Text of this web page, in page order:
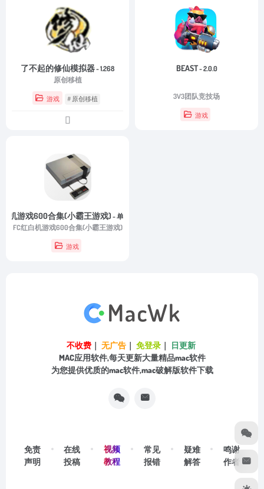
了不起的修仙模拟器- 1.268
原创移植
游戏 # 原创移植
BEAST- 2.0.0
3V3团队竞技场
游戏
白机游戏600合集(小霸王游戏) - 单机离线版
FC红白机游戏600合集(小霸王游戏)
游戏
不收费 ｜ 无广告 ｜ 免登录 ｜
日更新
MAC应用软件,每天更新大量精品mac软件
为您提供优质的mac软件,mac破解版软件下载
免责
声明
在线
投稿
视频
教程
常见
报错
疑难
解答
鸣谢
作者